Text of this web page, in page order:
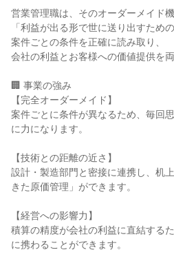
営業管理職は、そのオーダーメイド
「利益が出る形で世に送り出すため
案件ごとの条件を正確に読み取り、
会社の利益とお客様への価値提供を
🏢 事業の強み
【完全オーダーメイド】
案件ごとに条件が異なるため、毎回
に力になります。
【技術との距離の近さ】
設計・製造部門と密接に連携し、机
きた原価管理」ができます。
【経営への影響力】
積算の精度が会社の利益に直結する
に携わることができます。